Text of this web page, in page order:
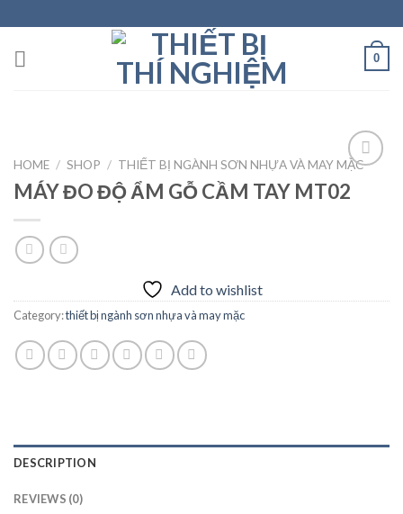
to
content
0
HOME / SHOP / THIẾT BỊ NGÀNH SƠN NHỰA VÀ MAY MẶC
MÁY ĐO ĐỘ ẨM GỖ CẦM TAY MT02
Add to wishlist
Category:thiết bị ngành sơn nhựa và may mặc
DESCRIPTION
REVIEWS (0)